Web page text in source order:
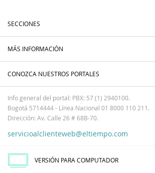
SECCIONES
MÁS INFORMACIÓN
CONOZCA NUESTROS PORTALES
Info general del portal: PBX: 57 (1) 2940100.
Bogotá 5714444 - Línea Nacional 01 8000 110 211.
Dirección: Av. Calle 26 # 68B-70.
servicioalclienteweb@eltiempo.com
VERSIÓN PARA COMPUTADOR